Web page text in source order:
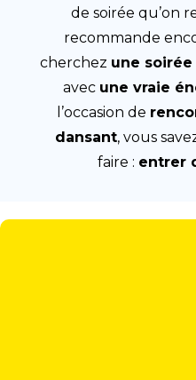
de soirée qu’on
recommande
cherchez une
avec une vraie
l’occasion de
dansant, vous
faire : entrer